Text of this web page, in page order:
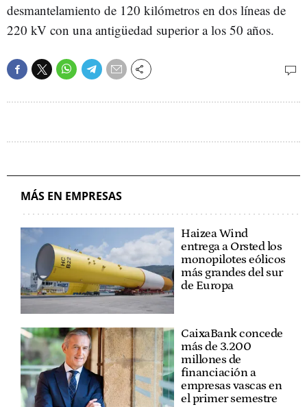
desmantelamiento de 120 kilómetros en dos líneas de
220 kV con una antigüedad superior a los 50 años.
MÁS EN EMPRESAS
Haizea Wind
entrega a Orsted los
monopilotes eólicos
más grandes del sur
de Europa
CaixaBank concede
más de 3.200
millones de
financiación a
empresas vascas en
el primer semestre